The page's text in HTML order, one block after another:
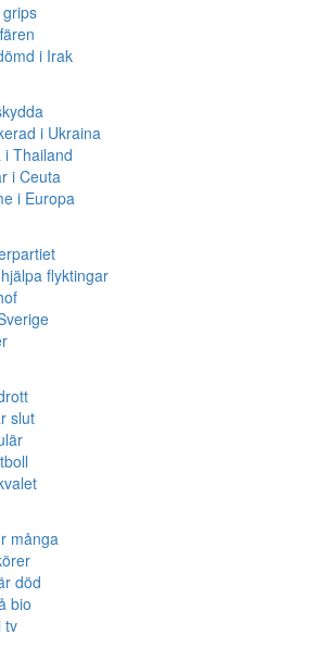
i Irak
i Ukraina
i Thailand
i Ceuta
i Europa
flyktingar
slut
många
död
bio
tv